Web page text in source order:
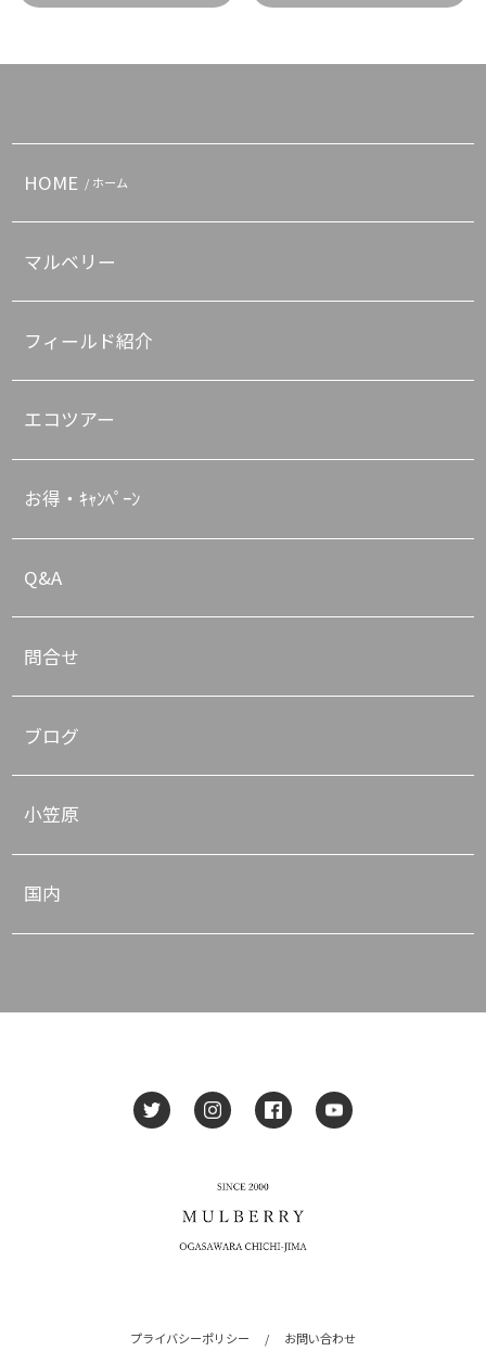
HOME / ホーム
マルベリー
フィールド紹介
エコツアー
お得・ｷｬﾝﾍﾟｰﾝ
Q&A
問合せ
ブログ
小笠原
国内
プライバシーポリシー / お問い合わせ